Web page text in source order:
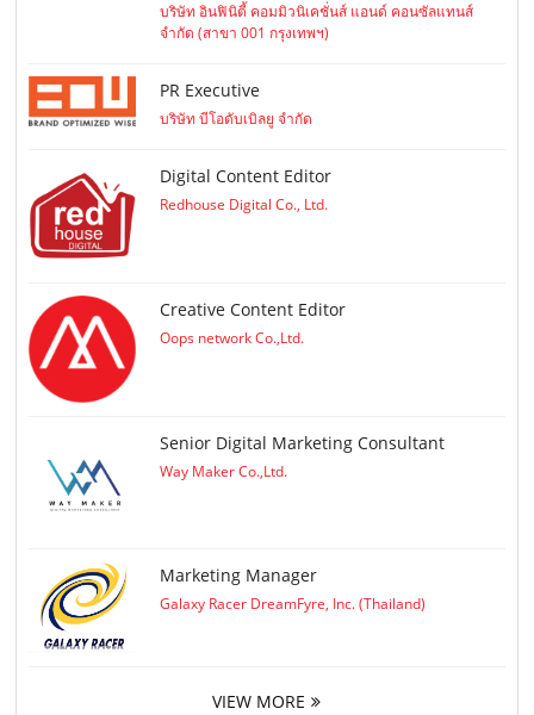
บริษัท อินฟินิตี้ คอมมิวนิเคชั่นส์ แอนด์ คอนซัลแทนส์
จำกัด (สาขา 001 กรุงเทพฯ)
PR Executive
บริษัท บีโอดับเบิลยู จำกัด
Digital Content Editor
Redhouse Digital Co., Ltd.
Creative Content Editor
Oops network Co.,Ltd.
Senior Digital Marketing Consultant
Way Maker Co.,Ltd.
Marketing Manager
Galaxy Racer DreamFyre, Inc. (Thailand)
VIEW MORE